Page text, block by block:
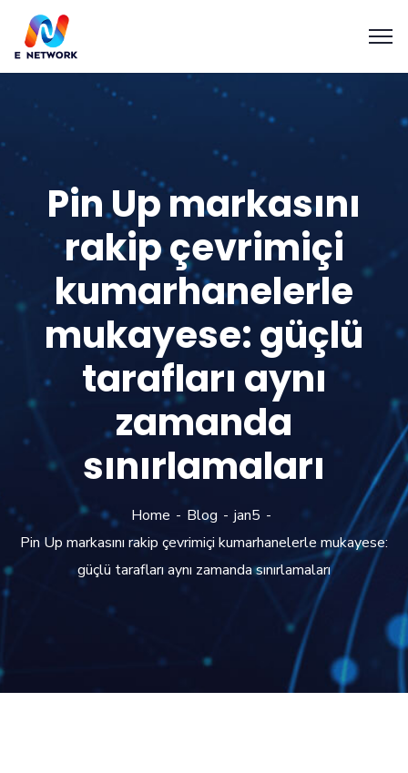
Pin Up markasını
rakip çevrimiçi
kumarhanelerle
mukayese: güçlü
tarafları aynı
zamanda
sınırlamaları
Home Blog
jan5
Pin Up markasını rakip çevrimiçi kumarhanelerle mukayese:
güçlü tarafları aynı zamanda sınırlamaları